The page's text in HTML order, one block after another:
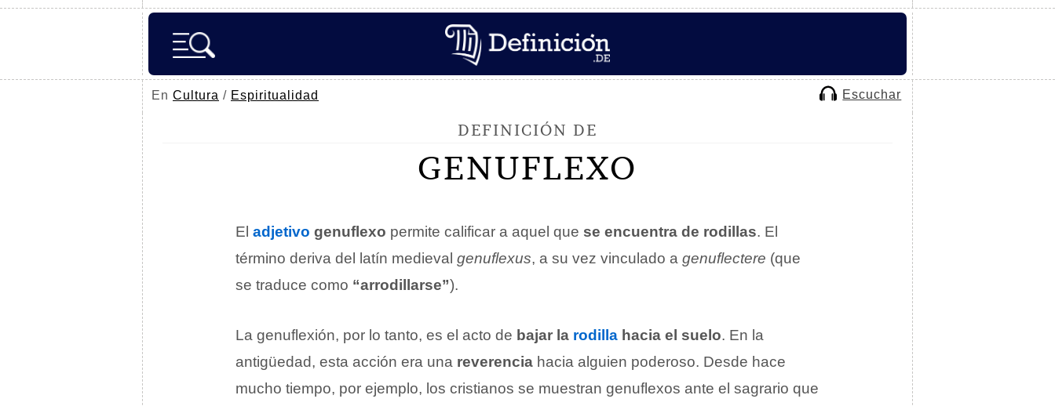
En Cultura / Espiritualidad Escuchar
DEFINICIÓN DE
GENUFLEXO
El adjetivo genuflexo permite calificar a aquel que se encuentra de rodillas. El
término deriva del latín medieval genuflexus, a su vez vinculado a genuflectere (que
se traduce como “arrodillarse”).
La genuflexión, por lo tanto, es el acto de bajar la rodilla hacia el suelo. En la
antigüedad, esta acción era una reverencia hacia alguien poderoso. Desde hace
mucho tiempo, por ejemplo, los cristianos se muestran genuflexos ante el sagrario que